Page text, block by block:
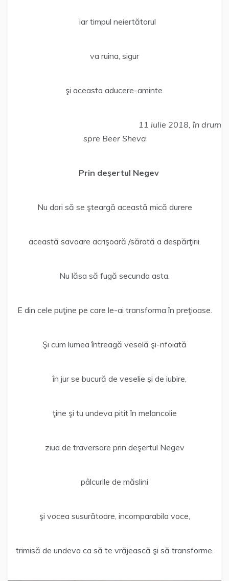
iar timpul neiertătorul
va ruina, sigur
şi aceasta aducere-aminte.
11 iulie 2018, în drum
spre Beer Sheva
Prin deşertul Negev
Nu dori să se şteargă această mică durere
această savoare acrişoară /sărată a despărţirii.
Nu lăsa să fugă secunda asta.
E din cele puţine pe care le-ai transforma în preţioase.
Şi cum lumea întreagă veselă şi-nfoiată
în jur se bucură de veselie şi de iubire,
ţine şi tu undeva pitit în melancolie
ziua de traversare prin deşertul Negev
pâlcurile de măslini
şi vocea susurătoare, incomparabila voce,
trimisă de undeva ca să te vrăjească şi să transforme.